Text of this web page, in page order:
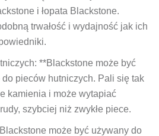
i łopata Blackstone.
trwałość i wydajność jak ich
**Blackstone może być
pieców hutniczych. Pali się tak
kamienia i może wytapiać
szybciej niż zwykłe piece.
może być używany do